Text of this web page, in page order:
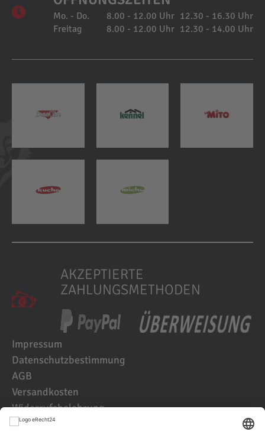
Mo. - Do. 8.00 - 12.00 Uhr 12.30 - 16.30 Uhr
Freitag
8.00 - 12.00 Uhr 12.30 - 14.00 Uhr
AKZEPTIERTE
ZAHLUNGSMETHODEN
Impressum
Datenschutzbestimmung
AGB
Versandkosten
Widerrufsbelehrung
Kundenbewertungen